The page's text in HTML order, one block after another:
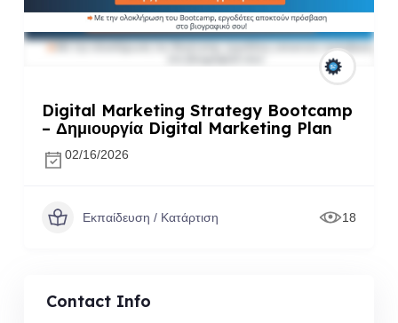
Digital Marketing Strategy Bootcamp
– Δημιουργία Digital Marketing Plan
02/16/2026
Εκπαίδευση / Κατάρτιση 18
Contact Info